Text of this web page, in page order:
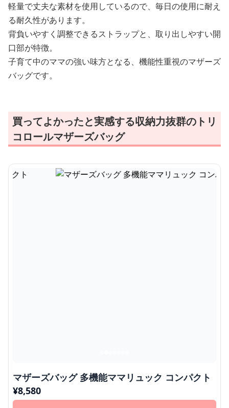
軽量で丈夫な素材を使用しているので、毎日の使用に耐え
る耐久性があります。
背負いやすく調整できるストラップと、取り出しやすい開
口部が特徴。
子育て中のママの強い味方となる、機能性重視のマザーズ
バッグです。
買ってよかったと実感する収納力抜群のトリ
コロールマザーズバッグ
マザーズバッグ 多機能ママリュック コンパクト
¥8,580